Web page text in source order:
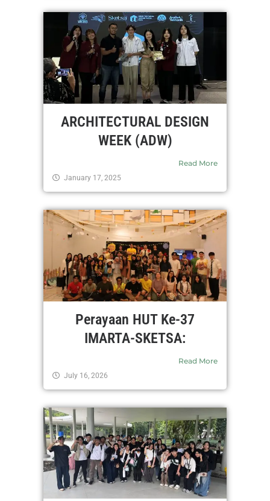
ARCHITECTURAL DESIGN
WEEK (ADW)
Read More
January 17, 2025
Perayaan HUT Ke-37
IMARTA-SKETSA:
Read More
July 16, 2026